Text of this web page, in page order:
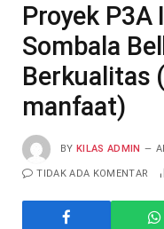
Proyek P3A
Sombala
Berkualitas
manfaat)
BY KILAS ADMIN
TIDAK ADA KOMENTAR